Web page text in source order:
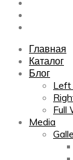
Главная
Каталог
Блог
Left
Full
Media